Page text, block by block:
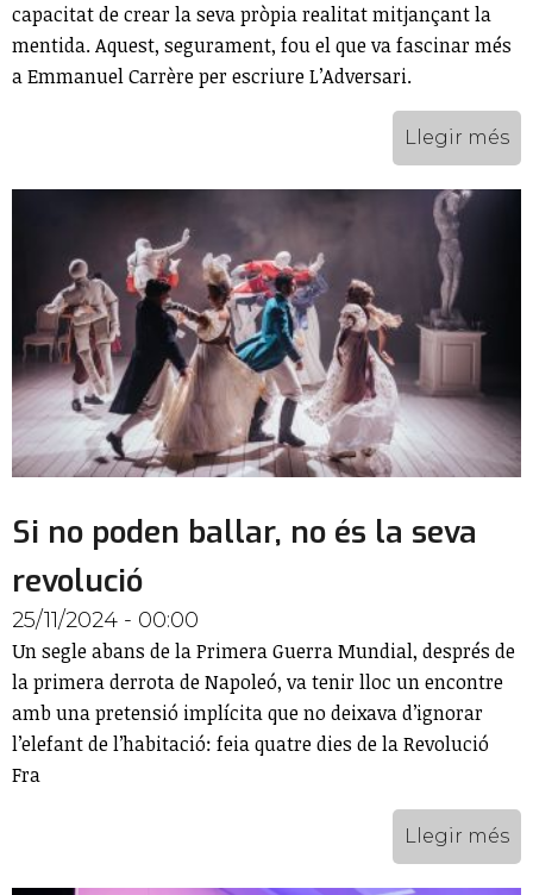
capacitat de crear la seva pròpia realitat mitjançant la
mentida. Aquest, segurament, fou el que va fascinar més
a Emmanuel Carrère per escriure L’Adversari.
Llegir més
Si no poden ballar, no és la seva
revolució
25/11/2024 - 00:00
Un segle abans de la Primera Guerra Mundial, després de
la primera derrota de Napoleó, va tenir lloc un encontre
amb una pretensió implícita que no deixava d’ignorar
l’elefant de l’habitació: feia quatre dies de la Revolució
Fra
Llegir més